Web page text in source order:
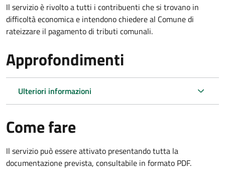
Il servizio è rivolto a tutti i contribuenti che si trovano in
difficoltà economica e intendono chiedere al Comune di
rateizzare il pagamento di tributi comunali.
Approfondimenti
Ulteriori informazioni
Come fare
Il servizio può essere attivato presentando tutta la
documentazione prevista, consultabile in formato PDF.